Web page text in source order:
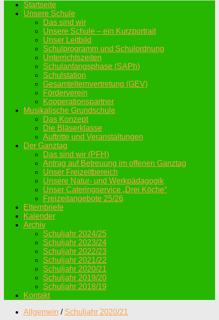
Startseite
Unsere Schule
Das sind wir
Unsere Schule – ein Kurzportrait
Unser Leitbild
Schulprogramm und Schulordnung
Unterrichtszeiten
Schulanfangsphase (SAPh)
Schulstation
Gesamtelternvertretung (GEV)
Förderverein
Kooperationspartner
Musikalische Grundschule
Das Konzept
Die Bläserklasse
Auftritte und Veranstaltungen
Der Ganztag
Das sind wir (PFH)
Antrag auf Betreuung im offenen Ganztag
Unser Freizeitbereich
Unsere Natur- und Werkpädagogik
Unser Cateringservice „Drei Köche“
Freizeitangebote 25/26
Elternbriefe
Kalender
Archiv
Schuljahr 2024/25
Schuljahr 2023/24
Schuljahr 2022/23
Schuljahr 2021/22
Schuljahr 2020/21
Schuljahr 2019/20
Schuljahr 2018/19
Kontakt
Allgemein / Schuljahr 2020/21